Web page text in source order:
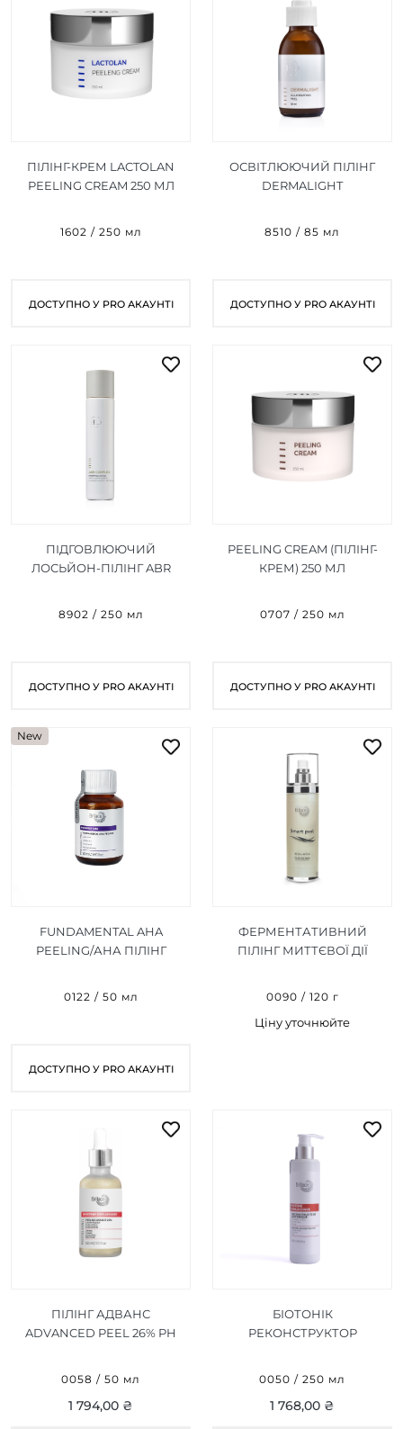
ПІЛІНГ-КРЕМ LACTOLAN
PEELING CREAM 250 МЛ
1602 / 250 мл
ДОСТУПНО У PRO АКАУНТІ
ОСВІТЛЮЮЧИЙ ПІЛІНГ
DERMALIGHT
8510 / 85 мл
ДОСТУПНО У PRO АКАУНТІ
ПІДГОВЛЮЮЧИЙ
ЛОСЬЙОН-ПІЛІНГ ABR
8902 / 250 мл
ДОСТУПНО У PRO АКАУНТІ
PEELING CREAM (ПІЛІНГ-
КРЕМ) 250 МЛ
0707 / 250 мл
ДОСТУПНО У PRO АКАУНТІ
New
FUNDAMENTAL AHA
PEELING/АНА ПІЛІНГ
0122 / 50 мл
ДОСТУПНО У PRO АКАУНТІ
ФЕРМЕНТАТИВНИЙ
ПІЛІНГ МИТТЄВОЇ ДІЇ
0090 / 120 г
Ціну уточнюйте
ПІЛІНГ АДВАНС
ADVANCED PEEL 26% PH
0058 / 50 мл
1 794,00 ₴
БІОТОНІК
РЕКОНСТРУКТОР
0050 / 250 мл
1 768,00 ₴